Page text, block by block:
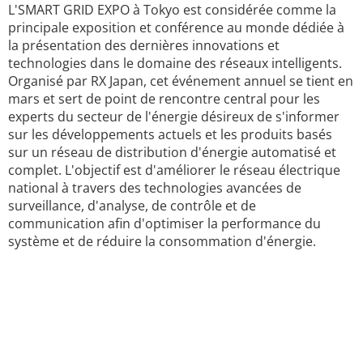
L'SMART GRID EXPO à Tokyo est considérée comme la
principale exposition et conférence au monde dédiée à
la présentation des dernières innovations et
technologies dans le domaine des réseaux intelligents.
Organisé par RX Japan, cet événement annuel se tient en
mars et sert de point de rencontre central pour les
experts du secteur de l'énergie désireux de s'informer
sur les développements actuels et les produits basés
sur un réseau de distribution d'énergie automatisé et
complet. L'objectif est d'améliorer le réseau électrique
national à travers des technologies avancées de
surveillance, d'analyse, de contrôle et de
communication afin d'optimiser la performance du
système et de réduire la consommation d'énergie.